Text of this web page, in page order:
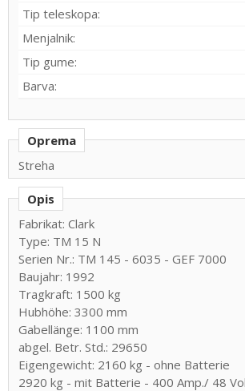
Tip teleskopa:
Menjalnik:
Tip gume:
Barva:
Oprema
Streha
Opis
Fabrikat: Clark
Type: TM 15 N
Serien Nr.: TM 145 - 6035 - GEF 7000
Baujahr: 1992
Tragkraft: 1500 kg
Hubhöhe: 3300 mm
Gabellänge: 1100 mm
abgel. Betr. Std.: 29650
Eigengewicht: 2160 kg - ohne Batterie
2920 kg - mit Batterie - 400 Amp./ 48